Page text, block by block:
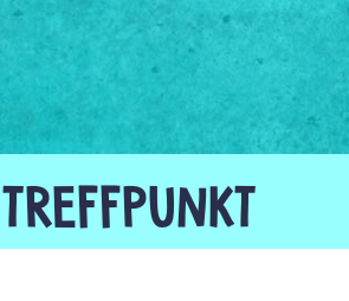
TREFFPUNKT